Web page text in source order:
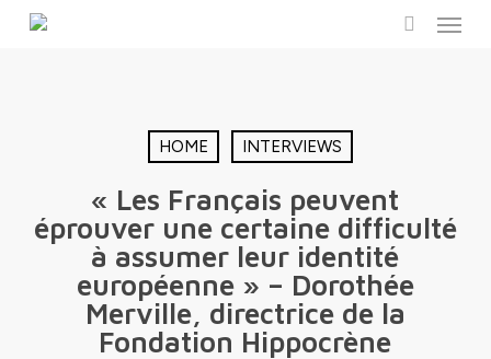
Menu
HOME INTERVIEWS
« Les Français peuvent
éprouver une certaine difficulté
à assumer leur identité
européenne » – Dorothée
Merville, directrice de la
Fondation Hippocrène